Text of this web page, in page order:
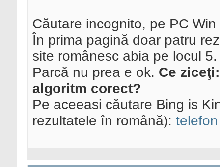
Căutare incognito, pe PC
În prima pagină doar patru
site românesc abia pe locul 5.
Parcă nu prea e ok. Ce
algoritm corect?
Pe aceeasi căutare Bing is
rezultatele în română):